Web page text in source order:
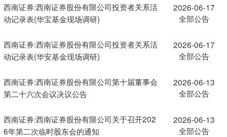
西南证券:西南证券股份有限公司投资者关系活
动记录表(华宝基金现场调研)
2026-06-17
全部公告
西南证券:西南证券股份有限公司投资者关系活
动记录表(华安基金现场调研)
2026-06-17
全部公告
西南证券:西南证券股份有限公司第十届董事会
第二十六次会议决议公告
2026-06-13
全部公告
西南证券:西南证券股份有限公司关于召开202
6年第二次临时股东会的通知
2026-06-13
全部公告